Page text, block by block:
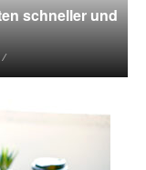
schneller und